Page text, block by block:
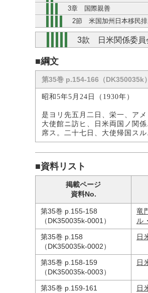
3章 国際親善
2節 米国加州日本移民排
3款 日米関係委員
■綱文
第35巻 p.154-166（DK350035k）
昭和5年5月24日（1930年）
是ヨリ先五月二日、栄一、ア
大使館ニ訪ヒ、日米両国ノ関
席ス。二十七日、大使帰国ス
■資料リスト
掲載ページ
資料No.
第35巻 p.155-158
（DK350035k-0001）
竜
ル
第35巻 p.158
（DK350035k-0002）
日
第35巻 p.158-159
（DK350035k-0003）
日
第35巻 p.159-161
日